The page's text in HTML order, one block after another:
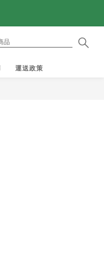
運送政策